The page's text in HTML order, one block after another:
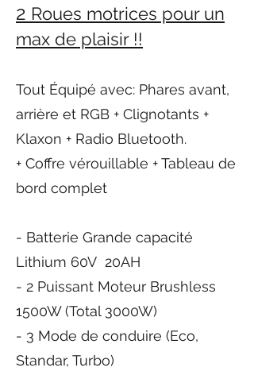
2 Roues motrices pour un
max de plaisir !!
Tout Équipé avec: Phares avant,
arrière et RGB + Clignotants +
Klaxon + Radio Bluetooth.
+ Coffre vérouillable + Tableau de
bord complet
- Batterie Grande capacité
Lithium 60V 20AH
- 2 Puissant Moteur Brushless
1500W (Total 3000W)
- 3 Mode de conduire (Eco,
Standar, Turbo)